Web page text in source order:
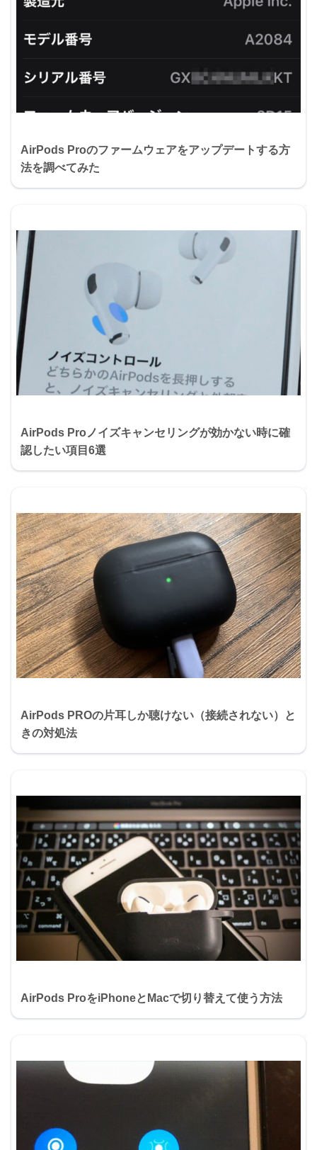
AirPods Proのファームウェアをアップデートする方
法を調べてみた
AirPods Proノイズキャンセリングが効かない時に確
認したい項目6選
AirPods PROの片耳しか聴けない（接続されない）と
きの対処法
AirPods ProをiPhoneとMacで切り替えて使う方法